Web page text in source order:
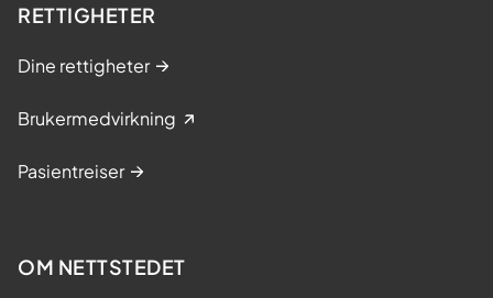
RETTIGHETER
Dine rettigheter
Brukermedvirkning
Pasientreiser
OM NETTSTEDET